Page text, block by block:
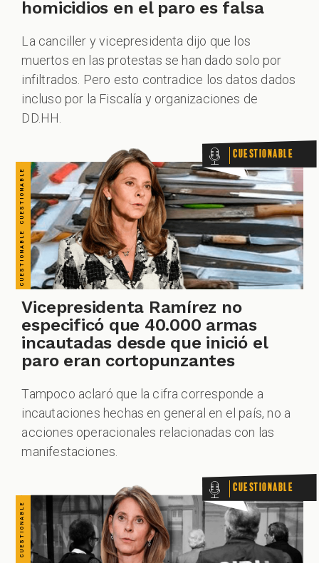
homicidios en el paro es falsa
La canciller y vicepresidenta dijo que los
muertos en las protestas se han dado solo por
infiltrados. Pero esto contradice los datos dados
incluso por la Fiscalía y organizaciones de
DD.HH.
Cuestionable
Vicepresidenta Ramírez no
especificó que 40.000 armas
incautadas desde que inició el
paro eran cortopunzantes
Tampoco aclaró que la cifra corresponde a
incautaciones hechas en general en el país, no a
acciones operacionales relacionadas con las
manifestaciones.
CUESTIONABLE CUESTIONABLE CUESTIONABLE CUESTIONABLE CUESTIONABLE CUESTIONABLE CUESTIONABLE Cuestionable